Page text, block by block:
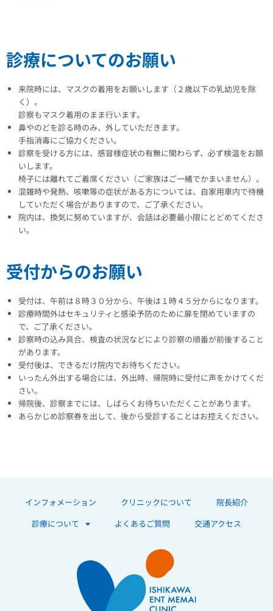
診療についてのお願い
来院時には、マスクの着用をお願いします（２歳以下の乳幼児を除
く）。
診察もマスク着用のまま行います。
鼻やのどを診る時のみ、外していただきます。
手指消毒にご協力ください。
診察を受ける方には、感冒様症状の有無に関わらず、必ず検温をお願
いします。
椅子には離れてご着席ください（ご家族はご一緒でかまいません）。
混雑時や発熱、咳嗽等の症状がある方については、自家用車内で待機
していただく場合がありますので、ご了承ください。
院内は、換気に努めていますが、会話は必要最小限にとどめてくださ
い。
受付からのお願い
受付は、午前は８時３０分から、午後は１時４５分からになります。
診療時間外はセキュリティと感染予防のために扉を閉めていますの
で、ご了承ください。
診察時の込み具合、検査の状況などにより診察の順番が前後すること
があります。
受付後は、できるだけ院内でお待ちください。
いったん外出する場合には、外出時、帰院時に受付に声をかけてくだ
さい。
帰院後、診察までには、しばらくお待ちいただくことがあります。
あらかじめ診察券を出して、後から受診することはお控えください。
インフォメーション クリニックについて
院長紹介
診療について
よくあるご質問 交通アクセス